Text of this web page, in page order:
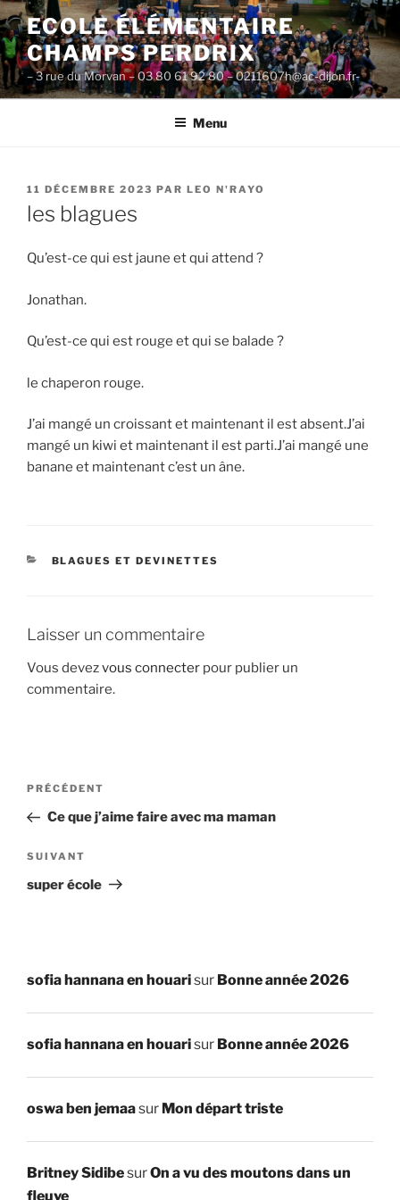
Aller
au
contenu
principal
ECOLE ÉLÉMENTAIRE
CHAMPS PERDRIX
– 3 rue du Morvan – 03 80 61 92 80 – 0211607h@ac-dijon.fr-
Menu
PUBLIÉ
LE
11 DÉCEMBRE 2023 PAR LEO N'RAYO
les blagues
Qu’est-ce qui est jaune et qui attend ?
Jonathan.
Qu’est-ce qui est rouge et qui se balade ?
le chaperon rouge.
J’ai mangé un croissant et maintenant il est absent.J’ai
mangé un kiwi et maintenant il est parti.J’ai mangé une
banane et maintenant c’est un âne.
CATÉGORIES
BLAGUES ET DEVINETTES
Laisser un commentaire
Vous devezvous connecter pour publier un
commentaire.
Navigation
l’article
Article
précédent
PRÉCÉDENT
Ce que j’aime faire avec ma maman
Article
suivant
SUIVANT
super école
sofia hannana en houarisur Bonne année 2026
sofia hannana en houarisur Bonne année 2026
oswa ben jemaasur Mon départ triste
Britney SidibesurOn a vu des moutons dans un
fleuve